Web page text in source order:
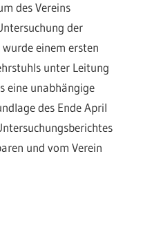
des Vereins
der
einem ersten
unter Leitung
eine unabhängige
des Ende April
und vom Verein